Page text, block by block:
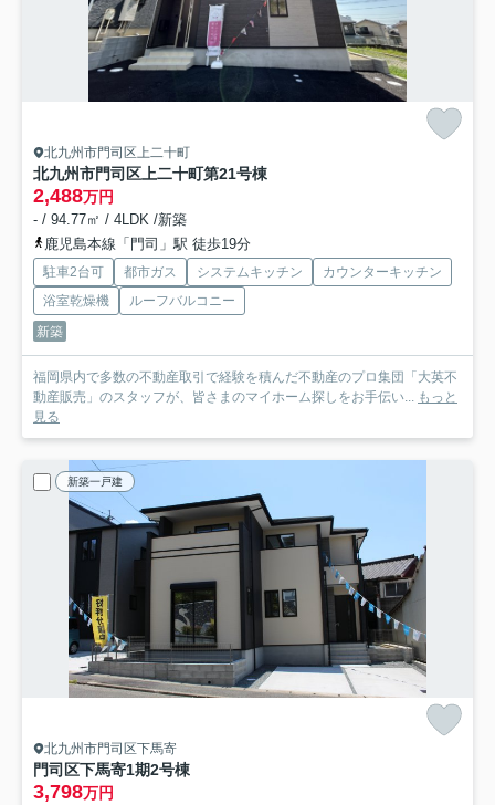
北九州市門司区上二十町
北九州市門司区上二十町第21号棟
2,488万円
- / 94.77㎡ / 4LDK /新築
鹿児島本線「門司」駅 徒歩19分
駐車2台可 都市ガス システムキッチン
カウンターキッチン
浴室乾燥機
ルーフバルコニー
新築
福岡県内で多数の不動産取引で経験を積んだ不動産のプロ集団「大英不
動産販売」のスタッフが、皆さまのマイホーム探しをお手伝い... もっと
見る
新築一戸建
北九州市門司区下馬寄
門司区下馬寄1期2号棟
3,798万円